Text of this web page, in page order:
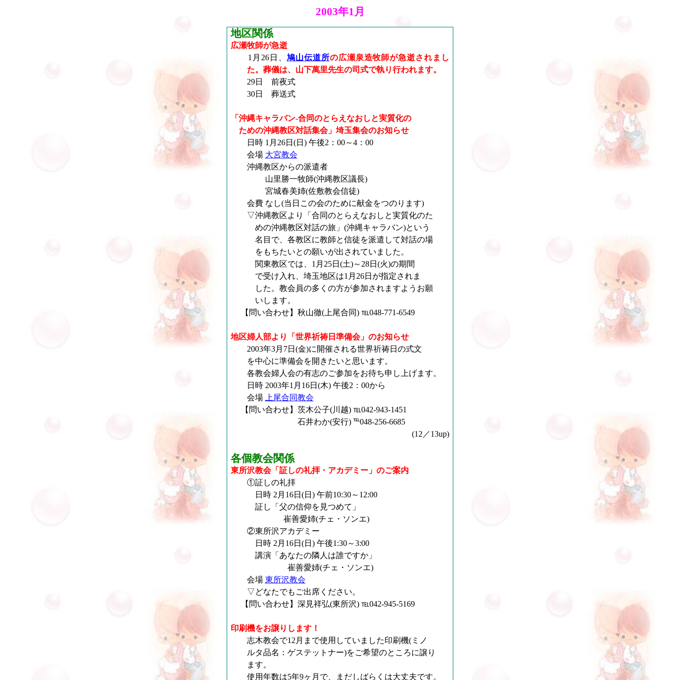
2003年1月
地区関係
広瀬牧師が急逝
1月26日、 鳩山伝道所の広瀬泉造牧師が急逝されまし
た。葬儀は、山下萬里先生の司式で執り行われます。
29日 前夜式
30日 葬送式
「沖縄キャラバン‐合同のとらえなおしと実質化の
ための沖縄教区対話集会」埼玉集会のお知らせ
日時1月26日(日) 午後2：00～4：00
会場 大宮教会
沖縄教区からの派遣者
山里勝一牧師(沖縄教区議長)
宮城春美姉(佐敷教会信徒)
会費 なし(当日この会のために献金をつのります)
▽沖縄教区より「合同のとらえなおしと実質化のた
めの沖縄教区対話の旅」 (沖縄キャラバン)という
名目で、各教区に教師と信徒を派遣して対話の場
をもちたいとの願いが出されていました。
関東教区では、 1月25日(土)～28日(火)の期間
で受け入れ、埼玉地区は1月26日が指定されま
した。教会員の多くの方が参加されますようお願
いします。
【問い合わせ】秋山徹(上尾合同) ℡048-771-6549
地区婦人部より「世界祈祷日準備会」のお知らせ
2003年3月7日(金)に開催される世界祈祷日の式文
を中心に準備会を開きたいと思います。
各教会婦人会の有志のご参加をお待ち申し上げます。
日時2003年1月16日(木) 午後2：00から
会場
上尾合同教会
【問い合わせ】茨木公子(川越) ℡042-943-1451
石井わか(安行) ℡048-256-6685
(12／13up)
各個教会関係
東所沢教会「証しの礼拝・アカデミー」のご案内
①証しの礼拝
日時2月16日(日) 午前10:30～12:00
証し「父の信仰を見つめて」
崔善愛姉(チェ・ソンエ)
②東所沢アカデミー
日時2月16日(日) 午後1:30～3:00
講演「あなたの隣人は誰ですか」
崔善愛姉(チェ・ソンエ)
会場 東所沢教会
▽どなたでもご出席ください。
【問い合わせ】深見祥弘(東所沢) ℡042-945-5169
印刷機をお譲りします！
志木教会で12月まで使用していました印刷機(ミノ
ルタ品名：ゲステットナー)をご希望のところに譲り
ます。
使用年数は5年9ヶ月で、まだしばらくは大丈夫です。